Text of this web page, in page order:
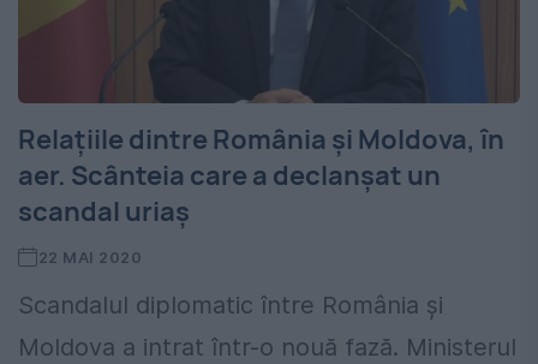
Relațiile dintre România și Moldova, în
aer. Scânteia care a declanșat un
scandal uriaș
22 MAI 2020
Scandalul diplomatic între România și
Moldova a intrat într-o nouă fază. Ministerul